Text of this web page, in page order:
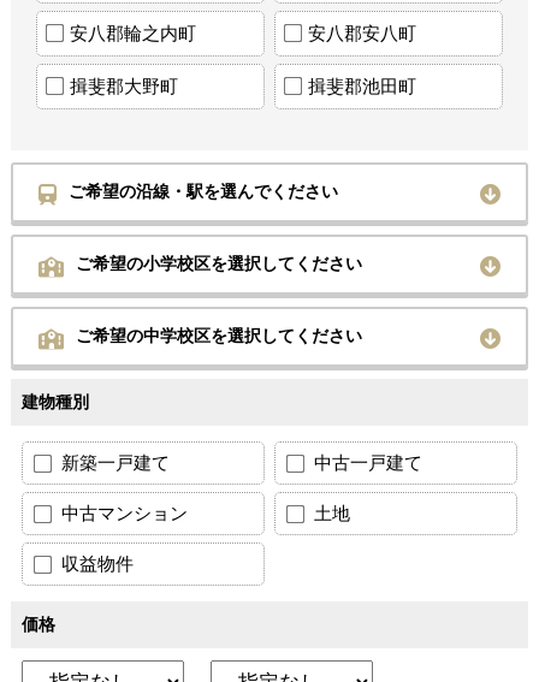
安八郡輪之内町 安八郡安八町
揖斐郡大野町 揖斐郡池田町
ご希望の沿線・駅を選んでください
ご希望の小学校区を選択してください
ご希望の中学校区を選択してください
建物種別
新築一戸建て 中古一戸建て
中古マンション 土地
収益物件
価格